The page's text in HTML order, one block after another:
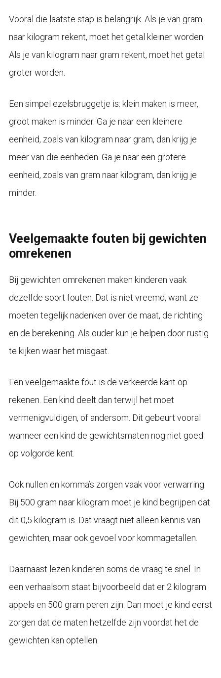
Vooral die laatste stap is belangrijk. Als je van gram
naar kilogram rekent, moet het getal kleiner worden.
Als je van kilogram naar gram rekent, moet het getal
groter worden.
Een simpel ezelsbruggetje is: klein maken is meer,
groot maken is minder. Ga je naar een kleinere
eenheid, zoals van kilogram naar gram, dan krijg je
meer van die eenheden. Ga je naar een grotere
eenheid, zoals van gram naar kilogram, dan krijg je
minder.
Veelgemaakte fouten bij gewichten
omrekenen
Bij gewichten omrekenen maken kinderen vaak
dezelfde soort fouten. Dat is niet vreemd, want ze
moeten tegelijk nadenken over de maat, de richting
en de berekening. Als ouder kun je helpen door rustig
te kijken waar het misgaat.
Een veelgemaakte fout is de verkeerde kant op
rekenen. Een kind deelt dan terwijl het moet
vermenigvuldigen, of andersom. Dit gebeurt vooral
wanneer een kind de gewichtsmaten nog niet goed
op volgorde kent.
Ook nullen en komma’s zorgen vaak voor verwarring.
Bij 500 gram naar kilogram moet je kind begrijpen dat
dit 0,5 kilogram is. Dat vraagt niet alleen kennis van
gewichten, maar ook gevoel voor kommagetallen.
Daarnaast lezen kinderen soms de vraag te snel. In
een verhaalsom staat bijvoorbeeld dat er 2 kilogram
appels en 500 gram peren zijn. Dan moet je kind eerst
zorgen dat de maten hetzelfde zijn voordat het de
gewichten kan optellen.